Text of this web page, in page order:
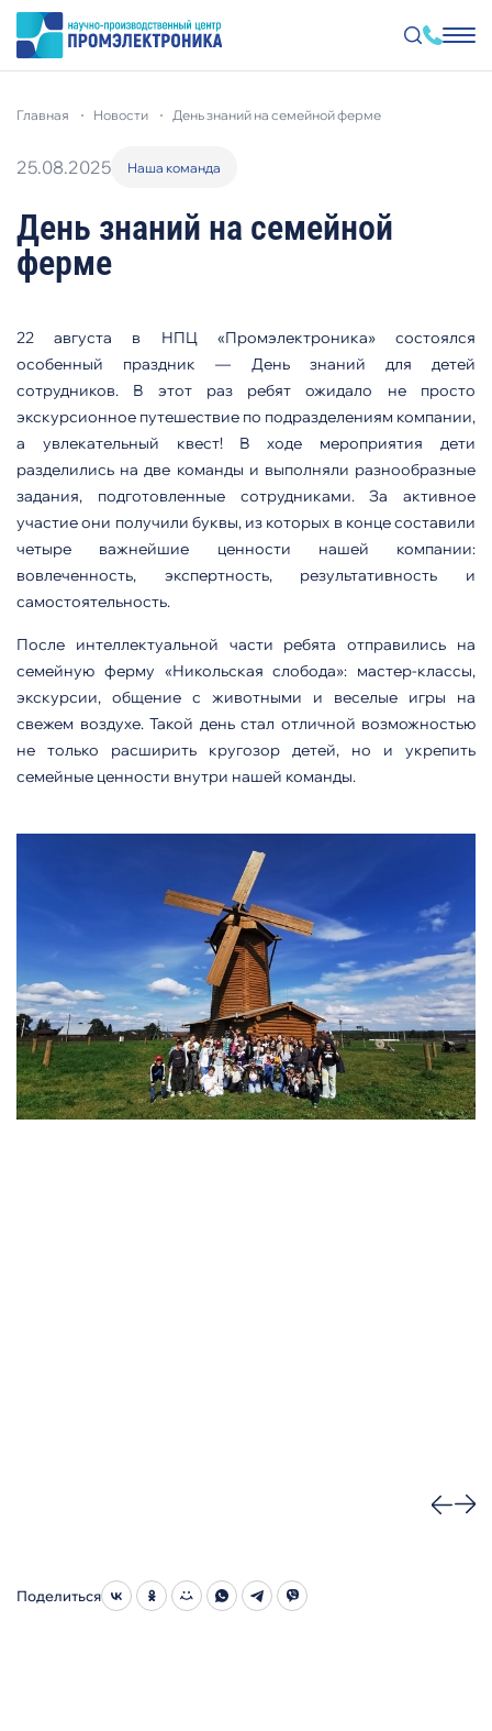
основному
главная новости день знаний на семейной ферме
25.08.2025 Наша команда
День знаний на семейной
ферме
22 августа в НПЦ «Промэлектроника» состоялся
особенный праздник — День знаний для детей
сотрудников. В этот раз ребят ожидало не просто
экскурсионное путешествие по подразделениям компании,
а увлекательный квест! В ходе мероприятия дети
разделились на две команды и выполняли разнообразные
задания, подготовленные сотрудниками. За активное
участие они получили буквы, из которых в конце составили
четыре важнейшие ценности нашей компании:
вовлеченность, экспертность, результативность и
самостоятельность.
После интеллектуальной части ребята отправились на
семейную ферму «Никольская слобода»: мастер-классы,
экскурсии, общение с животными и веселые игры на
свежем воздухе. Такой день стал отличной возможностью
не только расширить кругозор детей, но и укрепить
семейные ценности внутри нашей команды.
Поделиться